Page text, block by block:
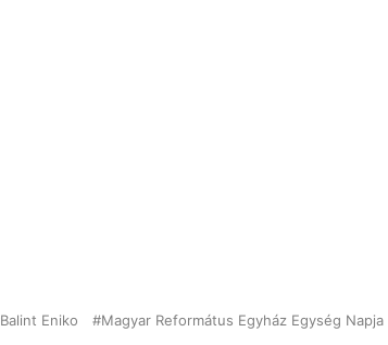
Balint Eniko Magyar Református Egyház Egység Napja